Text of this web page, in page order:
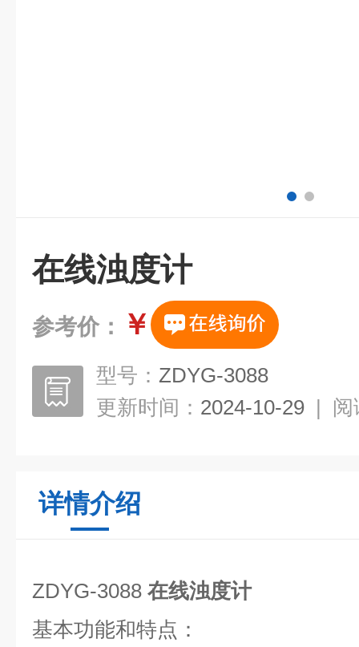
在线浊度计
参考价： ￥
型号： ZDYG-3088
更新时间： 2024-10-29 | 阅
详情介绍
ZDYG-3088 在线浊度计
基本功能和特点：